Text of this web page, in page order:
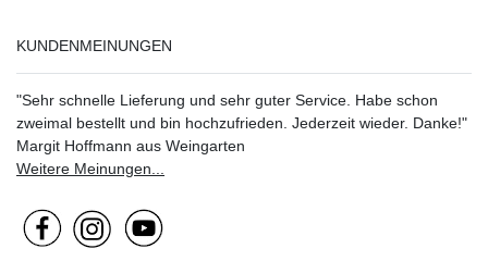
KUNDENMEINUNGEN
"Sehr schnelle Lieferung und sehr guter Service. Habe schon
zweimal bestellt und bin hochzufrieden. Jederzeit wieder. Danke!"
Margit Hoffmann aus Weingarten
Weitere Meinungen...